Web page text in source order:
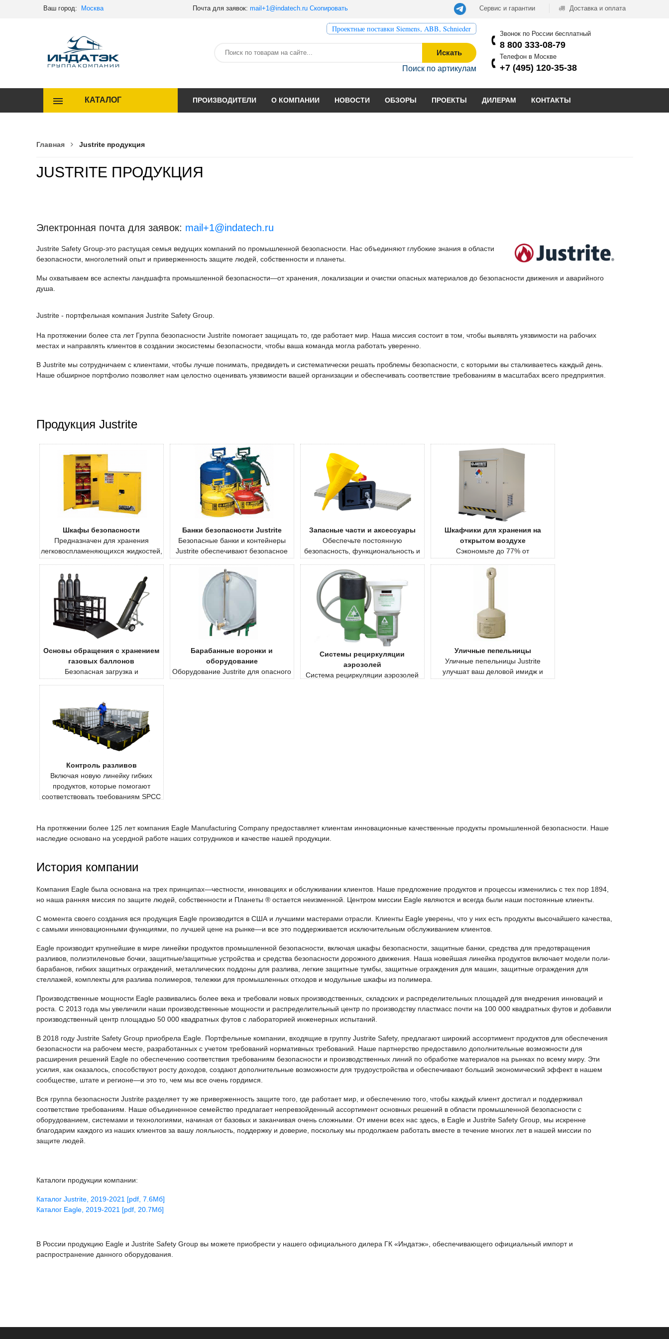
Ваш город: Москва Почта для заявок: mail+1@indatech.ru Скопировать Сервис и гарантии Доставка и оплата
Проектные поставки Siemens, ABB, Schnieder
Искать
Поиск по артикулам
Звонок по России бесплатный
8 800 333-08-79
Телефон в Москве
+7 (495) 120-35-38
КАТАЛОГ ПРОИЗВОДИТЕЛИ О КОМПАНИИ НОВОСТИ ОБЗОРЫ ПРОЕКТЫ ДИЛЕРАМ КОНТАКТЫ
Главная Justrite продукция
JUSTRITE ПРОДУКЦИЯ
Электронная почта для заявок: mail+1@indatech.ru
Justrite Safety Group-это растущая семья ведущих компаний по промышленной безопасности. Нас объединяют глубокие знания в области
безопасности, многолетний опыт и приверженность защите людей, собственности и планеты.
Мы охватываем все аспекты ландшафта промышленной безопасности—от хранения, локализации и очистки опасных материалов до безопасности движения и аварийного
душа.
Justrite - портфельная компания Justrite Safety Group.
На протяжении более ста лет Группа безопасности Justrite помогает защищать то, где работает мир. Наша миссия состоит в том, чтобы выявлять уязвимости на рабочих
местах и направлять клиентов в создании экосистемы безопасности, чтобы ваша команда могла работать уверенно.
В Justrite мы сотрудничаем с клиентами, чтобы лучше понимать, предвидеть и систематически решать проблемы безопасности, с которыми вы сталкиваетесь каждый день.
Наше обширное портфолио позволяет нам целостно оценивать уязвимости вашей организации и обеспечивать соответствие требованиям в масштабах всего предприятия.
Продукция Justrite
Шкафы безопасности
Предназначен для хранения
легковоспламеняющихся жидкостей,
коррозионных веществ, пестицидов и
других опасных материалов.
Банки безопасности Justrite
Безопасные банки и контейнеры
Justrite обеспечивают безопасное
хранение легковоспламеняющихся
жидкостей на рабочем месте.
Запасные части и аксессуары
Обеспечьте постоянную
безопасность, функциональность и
Шкафчики для хранения на
открытом воздухе
Сэкономьте до 77% от
рекомендованной розничной цены
на избранные излишки шкафчиков
для хранения вещей.
Основы обращения с хранением
газовых баллонов
Безопасная загрузка и
транспортировка тяжелых баллонов
Барабанные воронки и
оборудование
Оборудование Justrite для опасного
оборудования включает в себя
Системы рециркуляции
аэрозолей
Система рециркуляции аэрозолей
Уличные пепельницы
Уличные пепельницы Justrite
улучшат ваш деловой имидж и
избавят вашу собственность от
Контроль разливов
Включая новую линейку гибких
продуктов, которые помогают
соответствовать требованиям SPCC
На протяжении более 125 лет компания Eagle Manufacturing Company предоставляет клиентам инновационные качественные продукты промышленной безопасности. Наше
наследие основано на усердной работе наших сотрудников и качестве нашей продукции.
История компании
Компания Eagle была основана на трех принципах—честности, инновациях и обслуживании клиентов. Наше предложение продуктов и процессы изменились с тех пор 1894,
но наша ранняя миссия по защите людей, собственности и Планеты ® остается неизменной. Центром миссии Eagle являются и всегда были наши постоянные клиенты.
С момента своего создания вся продукция Eagle производится в США и лучшими мастерами отрасли. Клиенты Eagle уверены, что у них есть продукты высочайшего качества,
с самыми инновационными функциями, по лучшей цене на рынке—и все это поддерживается исключительным обслуживанием клиентов.
Eagle производит крупнейшие в мире линейки продуктов промышленной безопасности, включая шкафы безопасности, защитные банки, средства для предотвращения
разливов, полиэтиленовые бочки, защитные/защитные устройства и средства безопасности дорожного движения. Наша новейшая линейка продуктов включает модели поли-
барабанов, гибких защитных ограждений, металлических поддоны для разлива, легкие защитные тумбы, защитные ограждения для машин, защитные ограждения для
стеллажей, комплекты для разлива полимеров, тележки для промышленных отходов и модульные шкафы из полимера.
Производственные мощности Eagle развивались более века и требовали новых производственных, складских и распределительных площадей для внедрения инноваций и
роста. С 2013 года мы увеличили наши производственные мощности и распределительный центр по производству пластмасс почти на 100 000 квадратных футов и добавили
производственный центр площадью 50 000 квадратных футов с лабораторией инженерных испытаний.
В 2018 году Justrite Safety Group приобрела Eagle. Портфельные компании, входящие в группу Justrite Safety, предлагают широкий ассортимент продуктов для обеспечения
безопасности на рабочем месте, разработанных с учетом требований нормативных требований. Наше партнерство предоставило дополнительные возможности для
расширения решений Eagle по обеспечению соответствия требованиям безопасности и производственных линий по обработке материалов на рынках по всему миру. Эти
усилия, как оказалось, способствуют росту доходов, создают дополнительные возможности для трудоустройства и обеспечивают больший экономический эффект в нашем
сообществе, штате и регионе—и это то, чем мы все очень гордимся.
Вся группа безопасности Justrite разделяет ту же приверженность защите того, где работает мир, и обеспечению того, чтобы каждый клиент достигал и поддерживал
соответствие требованиям. Наше объединенное семейство предлагает непревзойденный ассортимент основных решений в области промышленной безопасности с
оборудованием, системами и технологиями, начиная от базовых и заканчивая очень сложными. От имени всех нас здесь, в Eagle и Justrite Safety Group, мы искренне
благодарим каждого из наших клиентов за вашу лояльность, поддержку и доверие, поскольку мы продолжаем работать вместе в течение многих лет в нашей миссии по
защите людей.
Каталоги продукции компании:
Каталог Justrite, 2019-2021 [pdf, 7.6Мб]
Каталог Eagle, 2019-2021 [pdf, 20.7Мб]
В России продукцию Eagle и Justrite Safety Group вы можете приобрести у нашего официального дилера ГК «Индатэк», обеспечивающего официальный импорт и
распространение данного оборудования.